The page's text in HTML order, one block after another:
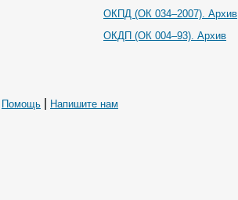
ОКПД (ОК 034–2007). Архив
ОКДП (ОК 004–93). Архив
Помощь Напишите нам